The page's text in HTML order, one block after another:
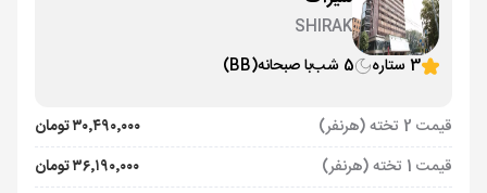
SHIRAK
3 ستاره
5 شب با صبحانه(BB)
قیمت 2 تخته (هرنفر)
۳۰٬۴۹۰٬۰۰۰ تومان
قیمت 1 تخته (هرنفر)
۳۶٬۱۹۰٬۰۰۰ تومان